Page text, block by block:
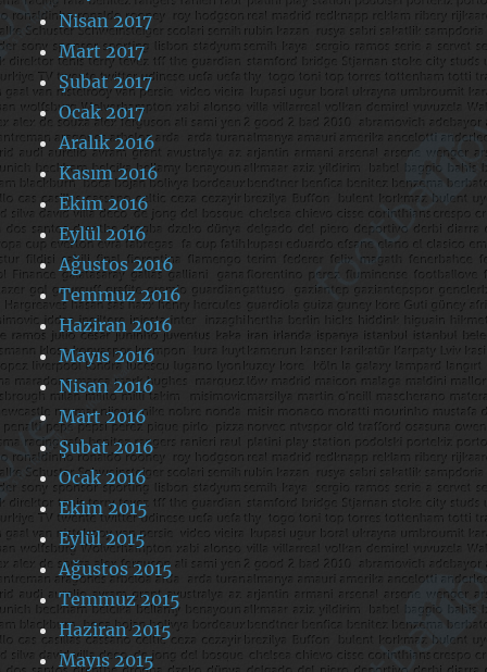
Nisan 2017
Mart 2017
Şubat 2017
Ocak 2017
Aralık 2016
Kasım 2016
Ekim 2016
Eylül 2016
Ağustos 2016
Temmuz 2016
Haziran 2016
Mayıs 2016
Nisan 2016
Mart 2016
Şubat 2016
Ocak 2016
Ekim 2015
Eylül 2015
Ağustos 2015
Temmuz 2015
Haziran 2015
Mayıs 2015